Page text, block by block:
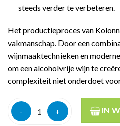
steeds verder te verbeteren.
Het productieproces van
vakmanschap. Door een
wijnmaaktechnieken en
om een alcoholvrije wijn te
complexiteit niet onderdoet
Kolonne null sparkling cuveeIN